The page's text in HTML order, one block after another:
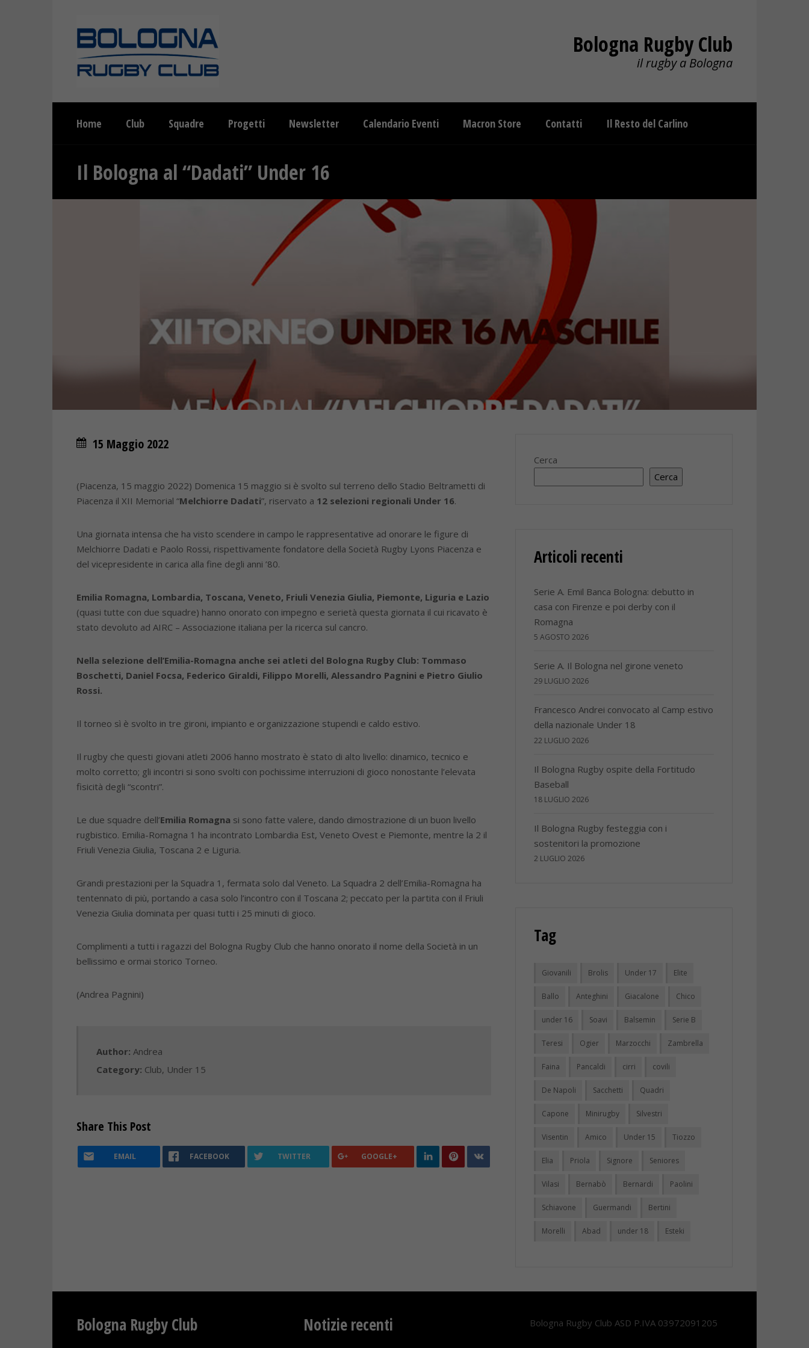
Bologna Rugby Club
il rugby a Bologna
Home Club Squadre Progetti Newsletter Calendario Eventi Macron Store Contatti Il Resto del Carlino
Il Bologna al “Dadati” Under 16
15 Maggio 2022
(Piacenza, 15 maggio 2022) Domenica 15 maggio si è svolto sul terreno dello Stadio Beltrametti di
Piacenza il XII Memorial “Melchiorre Dadati”, riservato a 12 selezioni regionali Under 16.
Una giornata intensa che ha visto scendere in campo le rappresentative ad onorare le figure di
Melchiorre Dadati e Paolo Rossi, rispettivamente fondatore della Società Rugby Lyons Piacenza e
del vicepresidente in carica alla fine degli anni ’80.
Emilia Romagna, Lombardia, Toscana, Veneto, Friuli Venezia Giulia, Piemonte, Liguria e Lazio
(quasi tutte con due squadre) hanno onorato con impegno e serietà questa giornata il cui ricavato è
stato devoluto ad AIRC – Associazione italiana per la ricerca sul cancro.
Nella selezione dell’Emilia-Romagna anche sei atleti del Bologna Rugby Club: Tommaso
Boschetti, Daniel Focsa, Federico Giraldi, Filippo Morelli, Alessandro Pagnini e Pietro Giulio
Rossi.
Il torneo sì è svolto in tre gironi, impianto e organizzazione stupendi e caldo estivo.
Il rugby che questi giovani atleti 2006 hanno mostrato è stato di alto livello: dinamico, tecnico e
molto corretto; gli incontri si sono svolti con pochissime interruzioni di gioco nonostante l’elevata
fisicità degli “scontri”.
Le due squadre dell’Emilia Romagna si sono fatte valere, dando dimostrazione di un buon livello
rugbistico. Emilia-Romagna 1 ha incontrato Lombardia Est, Veneto Ovest e Piemonte, mentre la 2 il
Friuli Venezia Giulia, Toscana 2 e Liguria.
Grandi prestazioni per la Squadra 1, fermata solo dal Veneto. La Squadra 2 dell’Emilia-Romagna ha
tentennato di più, portando a casa solo l’incontro con il Toscana 2; peccato per la partita con il Friuli
Venezia Giulia dominata per quasi tutti i 25 minuti di gioco.
Complimenti a tutti i ragazzi del Bologna Rugby Club che hanno onorato il nome della Società in un
bellissimo e ormai storico Torneo.
(Andrea Pagnini)
Author: Andrea
Category: Club, Under 15
Share This Post
EMAIL FACEBOOK TWITTER GOOGLE+
Cerca
Cerca
Articoli recenti
Serie A. Emil Banca Bologna: debutto in
casa con Firenze e poi derby con il
Romagna
5 AGOSTO 2026
Serie A. Il Bologna nel girone veneto
29 LUGLIO 2026
Francesco Andrei convocato al Camp estivo
della nazionale Under 18
22 LUGLIO 2026
Il Bologna Rugby ospite della Fortitudo
Baseball
18 LUGLIO 2026
Il Bologna Rugby festeggia con i
sostenitori la promozione
2 LUGLIO 2026
Tag
Giovanili Brolis Under 17 Elite
Ballo Anteghini Giacalone Chico
under 16 Soavi Balsemin Serie B
Teresi Ogier Marzocchi Zambrella
Faina Pancaldi cirri covili
De Napoli Sacchetti Quadri
Capone Minirugby Silvestri
Visentin Amico Under 15 Tiozzo
Elia Priola Signore Seniores
Vilasi Bernabò Bernardi Paolini
Schiavone Guermandi Bertini
Morelli Abad under 18 Esteki
Bologna Rugby Club Notizie recenti Bologna Rugby Club ASD P.IVA 03972091205